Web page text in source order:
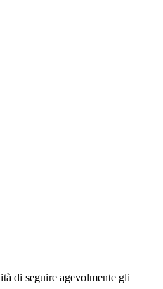
di seguire agevolmente gli